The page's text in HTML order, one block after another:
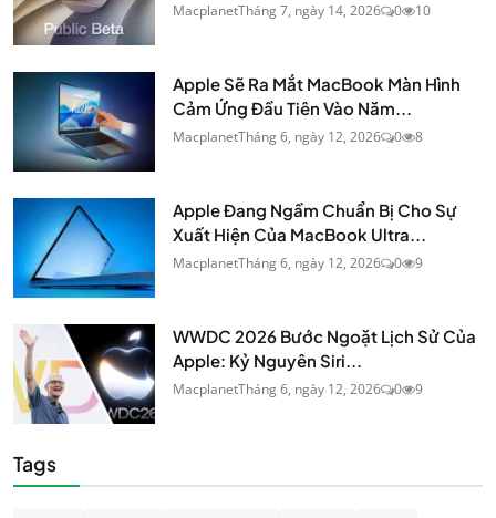
MacplanetTháng 7, ngày 14, 2026 0 10
Apple Sẽ Ra Mắt MacBook Màn Hình
Cảm Ứng Đầu Tiên Vào Năm...
MacplanetTháng 6, ngày 12, 2026 0 8
Apple Đang Ngầm Chuẩn Bị Cho Sự
Xuất Hiện Của MacBook Ultra...
MacplanetTháng 6, ngày 12, 2026 0 9
WWDC 2026 Bước Ngoặt Lịch Sử Của
Apple: Kỷ Nguyên Siri...
MacplanetTháng 6, ngày 12, 2026 0 9
Tags